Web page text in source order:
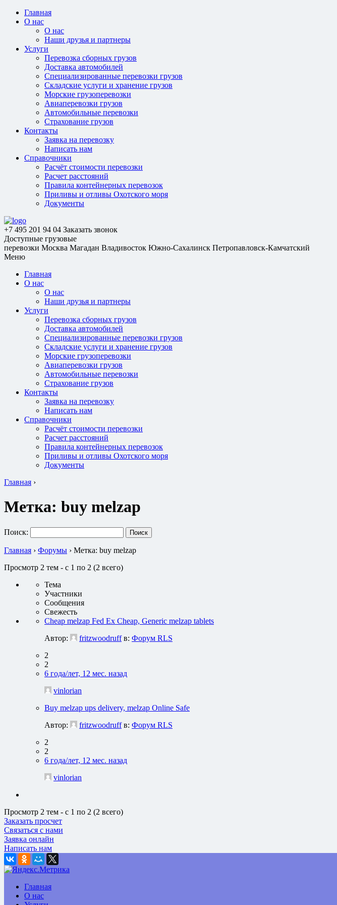
Главная
О нас
О нас
Наши друзья и партнеры
Услуги
Перевозка сборных грузов
Доставка автомобилей
Специализированные перевозки грузов
Складские услуги и хранение грузов
Морские грузоперевозки
Авиаперевозки грузов
Автомобильные перевозки
Страхование грузов
Контакты
Заявка на перевозку
Написать нам
Справочники
Расчёт стоимости перевозки
Расчет расстояний
Правила контейнерных перевозок
Приливы и отливы Охотского моря
Документы
+7 495 201 94 04 Заказать звонок
Доступные грузовые
перевозки Москва Магадан Владивосток Южно-Сахалинск Петропавловск-Камчатский
Меню
Главная
О нас
О нас
Наши друзья и партнеры
Услуги
Перевозка сборных грузов
Доставка автомобилей
Специализированные перевозки грузов
Складские услуги и хранение грузов
Морские грузоперевозки
Авиаперевозки грузов
Автомобильные перевозки
Страхование грузов
Контакты
Заявка на перевозку
Написать нам
Справочники
Расчёт стоимости перевозки
Расчет расстояний
Правила контейнерных перевозок
Приливы и отливы Охотского моря
Документы
Главная ›
Метка: buy melzap
Поиск:
Главная › Форумы › Метка: buy melzap
Просмотр 2 тем - с 1 по 2 (2 всего)
Тема
Участники
Сообщения
Свежесть
Cheap melzap Fed Ex Cheap, Generic melzap tablets
Автор:
fritzwoodruff в: Форум RLS
2
2
6 года/лет, 12 мес. назад
vinlorian
Buy melzap ups delivery, melzap Online Safe
Автор:
fritzwoodruff в: Форум RLS
2
2
6 года/лет, 12 мес. назад
vinlorian
Просмотр 2 тем - с 1 по 2 (2 всего)
Заказать просчет
Связаться с нами
Заявка онлайн
Написать нам
Главная
О нас